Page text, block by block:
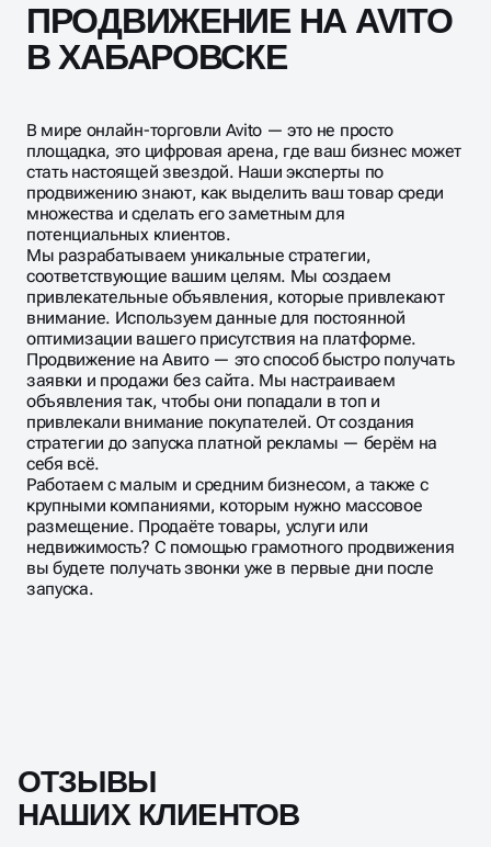
ПРОДВИЖЕНИЕ НА AVITO
В ХАБАРОВСКЕ
В мире онлайн-торговли Avito — это не просто
площадка, это цифровая арена, где ваш бизнес может
стать настоящей звездой. Наши эксперты по
продвижению знают, как выделить ваш товар среди
множества и сделать его заметным для
потенциальных клиентов.
Мы разрабатываем уникальные стратегии,
соответствующие вашим целям. Мы создаем
привлекательные объявления, которые привлекают
внимание. Используем данные для постоянной
оптимизации вашего присутствия на платформе.
Продвижение на Авито — это способ быстро получать
заявки и продажи без сайта. Мы настраиваем
объявления так, чтобы они попадали в топ и
привлекали внимание покупателей. От создания
стратегии до запуска платной рекламы — берём на
себя всё.
Работаем с малым и средним бизнесом, а также с
крупными компаниями, которым нужно массовое
размещение. Продаёте товары, услуги или
недвижимость? С помощью грамотного продвижения
вы будете получать звонки уже в первые дни после
запуска.
ОТЗЫВЫ
НАШИХ КЛИЕНТОВ